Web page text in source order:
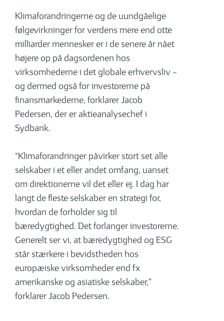
Klimaforandringerne og de uundgåelige
følgevirkninger for verdens mere end otte
milliarder mennesker er i de senere år nået
højere op på dagsordenen hos
virksomhederne i det globale erhvervsliv –
og dermed også for investorerne på
finansmarkederne, forklarer Jacob
Pedersen, der er aktieanalysechef i
Sydbank.
“Klimaforandringer påvirker stort set alle
selskaber i et eller andet omfang, uanset
om direktionerne vil det eller ej. I dag har
langt de fleste selskaber en strategi for,
hvordan de forholder sig til
bæredygtighed. Det forlanger investorerne.
Generelt ser vi, at bæredygtighed og ESG
står stærkere i bevidstheden hos
europæiske virksomheder end fx
amerikanske og asiatiske selskaber,”
forklarer Jacob Pedersen.